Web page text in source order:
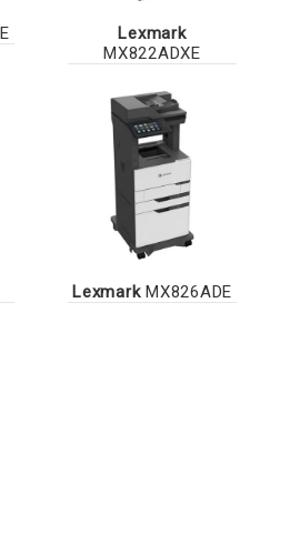
Lexmark
MX822ADXE
LexmarkMX826ADE